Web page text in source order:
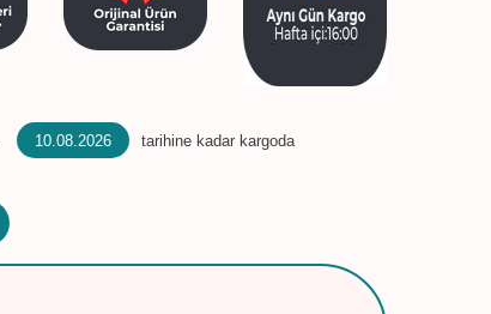
10.08.2026 tarihine kadar kargoda